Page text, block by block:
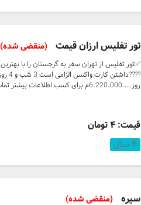
تور تفلیس ارزان قیمت (منقضی شده)
✅تور تفلیس از تهران سفر به گرجستان را با
روز....6.220.000م برای کسب اطلاعات بیشتر تماس بگیرید 05131700
قیمت: ۴ تومان
۴سال
سیره (منقضی شده)